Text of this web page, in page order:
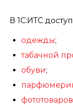
В 1С:ИТС
одежды;
табачной
обуви;
фототоваров